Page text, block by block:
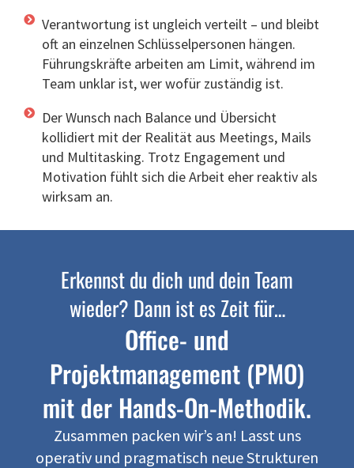
Verantwortung ist ungleich verteilt – und bleibt
oft an einzelnen Schlüsselpersonen hängen.
Führungskräfte arbeiten am Limit, während im
Team unklar ist, wer wofür zuständig ist.
Der Wunsch nach Balance und Übersicht
kollidiert mit der Realität aus Meetings, Mails
und Multitasking. Trotz Engagement und
Motivation fühlt sich die Arbeit eher reaktiv als
wirksam an.
Erkennst du dich und dein Team
wieder? Dann ist es Zeit für…
Office- und
Projektmanagement (PMO)
mit der Hands-On-Methodik.
Zusammen packen wir’s an! Lasst uns
operativ und pragmatisch neue Strukturen